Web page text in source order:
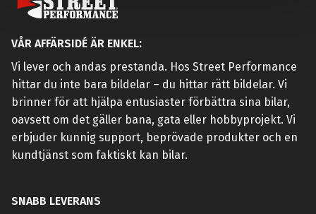
VÅR AFFÄRSIDÉ ÄR ENKEL:
Vi lever och andas prestanda. Hos Street Performance
hittar du inte bara bildelar – du hittar rätt bildelar. Vi
brinner för att hjälpa entusiaster förbättra sina bilar,
oavsett om det gäller bana, gata eller hobbyprojekt. Vi
erbjuder kunnig support, beprövade produkter och en
kundtjänst som faktiskt kan bilar.
SNABB LEVERANS